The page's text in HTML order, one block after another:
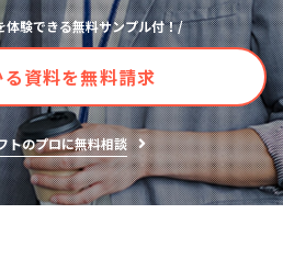
体験できる無料サンプル付！/
資料を無料請求
トのプロに無料相談